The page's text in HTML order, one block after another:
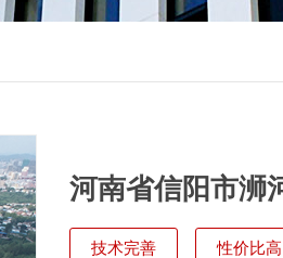
河南省信阳市浉
施验收
工厂直销
技术完善 性价比高